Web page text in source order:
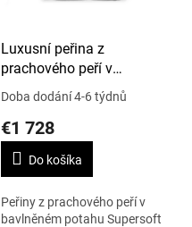
Luxusní peřina z
prachového peří v
Supersoft Batiste, Silver
Protection, 250 x 220 cm,
Artic Winter
Doba dodání 4-6 týdnů
€1 728
Do košíka
Peřiny z prachového peří v
bavlněném potahu Supersoft